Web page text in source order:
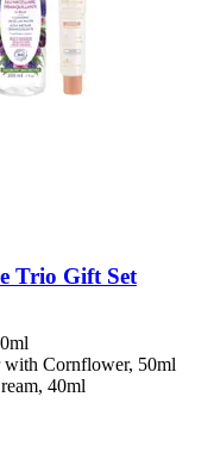
Trio Gift Set
with Cornflower, 50ml
40ml